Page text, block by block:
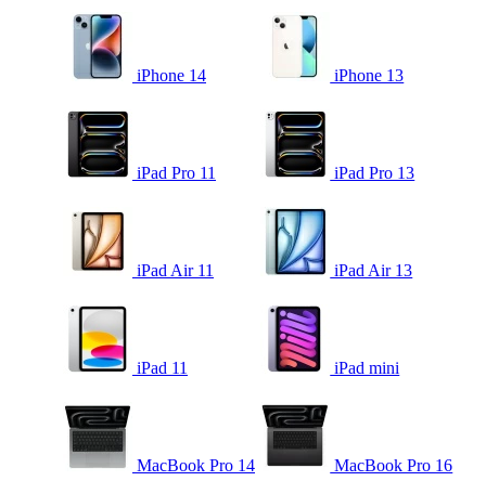
iPhone 14 iPhone 13
iPad Pro 11 iPad Pro 13
iPad Air 11 iPad Air 13
iPad 11 iPad mini
MacBook Pro 14 MacBook Pro 16